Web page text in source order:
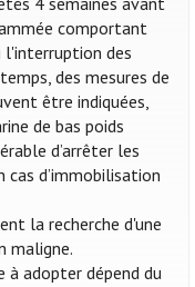
comportant
l'interruption des
des mesures de
être indiquées,
de bas poids
d’arrêter les
d’immobilisation
la recherche d'une
maligne.
à adopter dépend du